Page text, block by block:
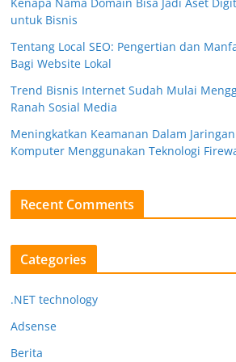
untuk Bisnis
Tentang Local SEO: Pengertian dan
Bagi Website Lokal
Trend Bisnis Internet Sudah Mulai
Ranah Sosial Media
Meningkatkan Keamanan Dalam Jaringan
Komputer Menggunakan Teknologi
Recent Comments
Categories
.NET technology
Adsense
Berita